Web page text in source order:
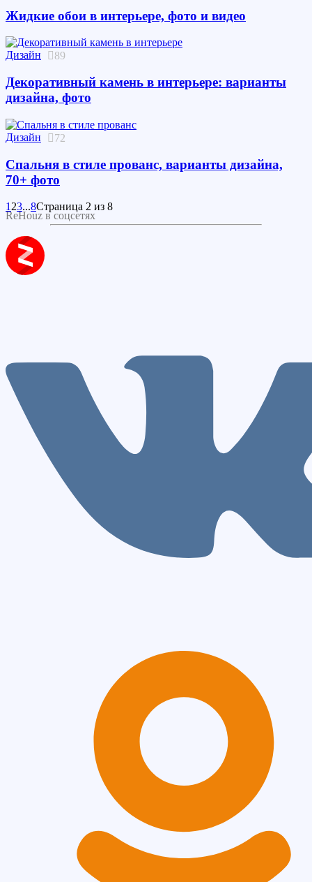
Жидкие обои в интерьере, фото и видео
Дизайн 89
Декоративный камень в интерьере: варианты
дизайна, фото
Дизайн 72
Спальня в стиле прованс, варианты дизайна,
70+ фото
1 23...8Страница 2 из 8
ReHouz в соцсетях